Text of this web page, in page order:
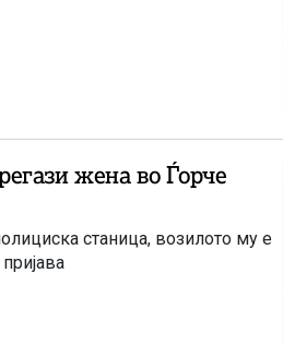
жена во Ѓорче
станица, возилото му е